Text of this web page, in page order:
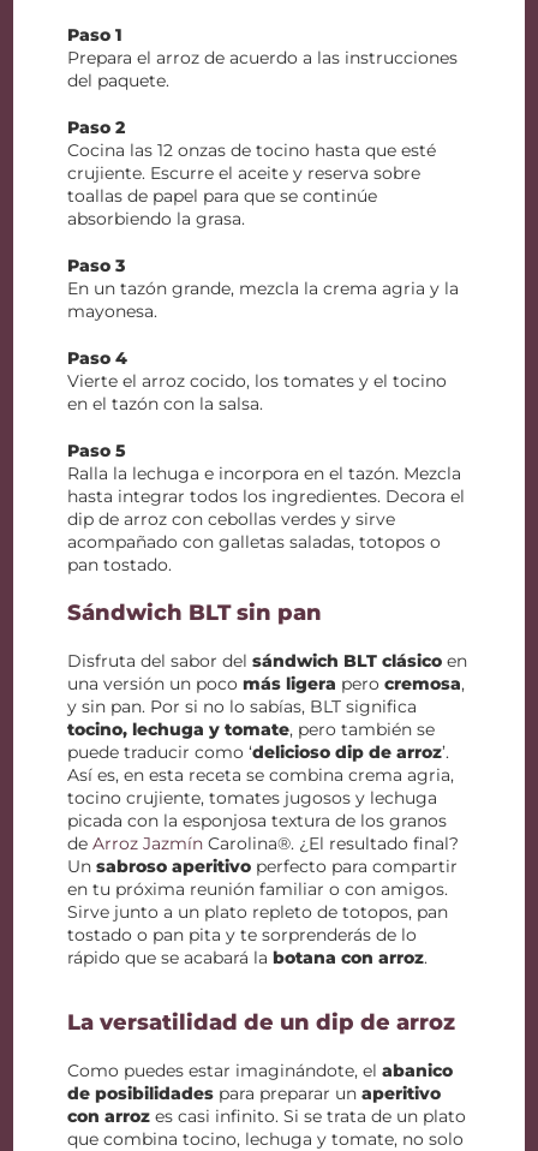
Paso 1
Prepara el arroz de acuerdo a las instrucciones
del paquete.
Paso 2
Cocina las 12 onzas de tocino hasta que esté
crujiente. Escurre el aceite y reserva sobre
toallas de papel para que se continúe
absorbiendo la grasa.
Paso 3
En un tazón grande, mezcla la crema agria y la
mayonesa.
Paso 4
Vierte el arroz cocido, los tomates y el tocino
en el tazón con la salsa.
Paso 5
Ralla la lechuga e incorpora en el tazón. Mezcla
hasta integrar todos los ingredientes. Decora el
dip de arroz con cebollas verdes y sirve
acompañado con galletas saladas, totopos o
pan tostado.
Sándwich BLT sin pan
Disfruta del sabor delsándwich BLT clásico en
una versión un pocomás ligera perocremosa,
y sin pan. Por si no lo sabías, BLT significa
tocino, lechuga y tomate, pero también se
puede traducir como ‘delicioso dip de arroz’.
Así es, en esta receta se combina crema agria,
tocino crujiente, tomates jugosos y lechuga
picada con la esponjosa textura de los granos
deArroz Jazmín Carolina®. ¿El resultado final?
Unsabroso aperitivo perfecto para compartir
en tu próxima reunión familiar o con amigos.
Sirve junto a un plato repleto de totopos, pan
tostado o pan pita y te sorprenderás de lo
rápido que se acabará labotana con arroz.
La versatilidad de un dip de arroz
Como puedes estar imaginándote, elabanico
de posibilidades para preparar unaperitivo
con arroz es casi infinito. Si se trata de un plato
que combina tocino, lechuga y tomate, no solo